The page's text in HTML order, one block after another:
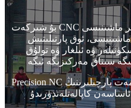
بۇ شىركەت CNC لازېر ماشىنىسى، CNC مۇشتلاش ماشىنىسى،
ئوق پارتىلىتىش
ۋە ئىلغار ۋە تولۇق
Precision NC بىر تەرەپ قىلىش مەركىزى خىزمەت پارچىلىرىنىڭ